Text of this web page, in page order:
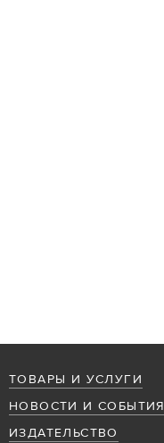
ТОВАРЫ И УСЛУГИ
НОВОСТИ И СОБЫТИЯ
ИЗДАТЕЛЬСТВО